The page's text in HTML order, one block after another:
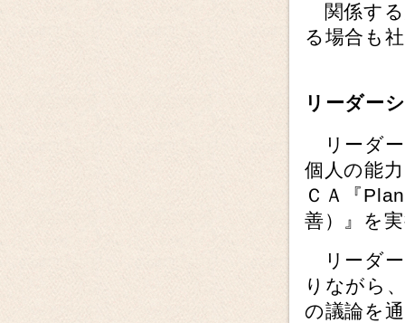
関係する
る場合も
リーダー
リーダー
個人の能
ＣＡ『
善）』を
リーダー
りながら
の議論を